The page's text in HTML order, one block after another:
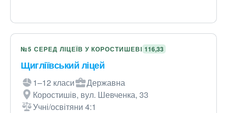
№5 СЕРЕД ЛІЦЕЇВ У КОРОСТИШЕВІ 116,33
Щигліївський ліцей
1–12 класи
Державна
Коростишів, вул. Шевченка, 33
Учні/освітяни 4:1